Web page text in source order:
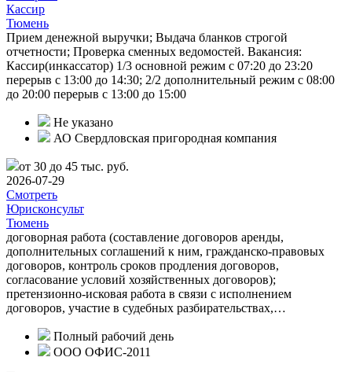
Кассир
Тюмень
Прием денежной выручки; Выдача бланков строгой
отчетности; Проверка сменных ведомостей. Вакансия:
Кассир(инкассатор) 1/3 основной режим с 07:20 до 23:20
перерыв с 13:00 до 14:30; 2/2 дополнительный режим с 08:00
до 20:00 перерыв с 13:00 до 15:00
Не указано
АО Свердловская пригородная компания
от 30 до 45 тыс. руб.
2026-07-29
Смотреть
Юрисконсульт
Тюмень
договорная работа (составление договоров аренды,
дополнительных соглашений к ним, гражданско-правовых
договоров, контроль сроков продления договоров,
согласование условий хозяйственных договоров);
претензионно-исковая работа в связи с исполнением
договоров, участие в судебных разбирательствах,…
Полный рабочий день
ООО ОФИС-2011